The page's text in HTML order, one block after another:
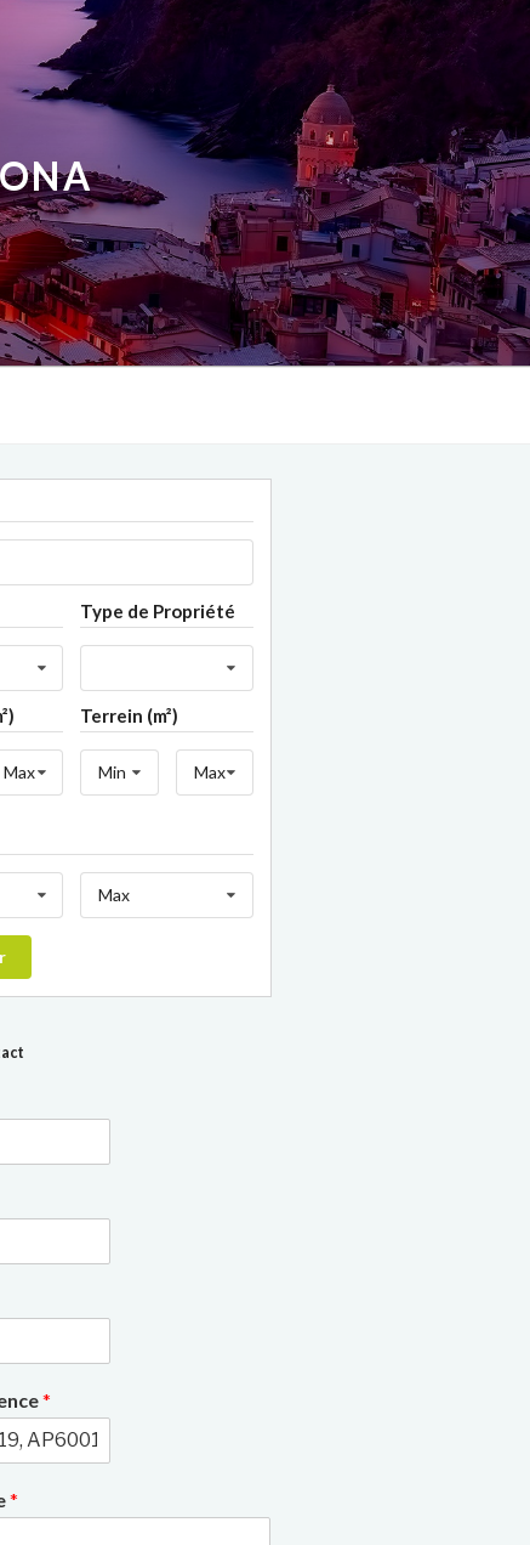
Type de Propriété
Max
Terrein (m²)
Min Max
Max
*
*